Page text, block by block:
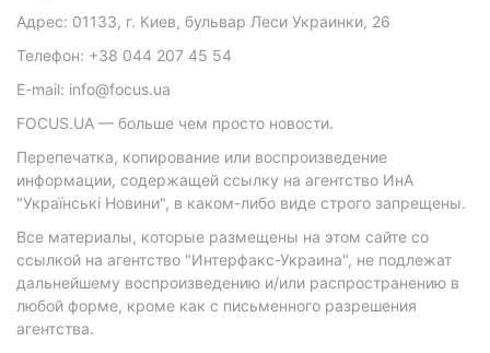
Адрес: 01133, г. Киев, бульвар Леси Украинки, 26
Телефон: +38 044 207 45 54
E-mail: info@focus.ua
FOCUS.UA — больше чем просто новости.
Перепечатка, копирование или воспроизведение
информации, содержащей ссылку на агентство ИнА
"Українські Новини", в каком-либо виде строго запрещены.
Все материалы, которые размещены на этом сайте со
ссылкой на агентство "Интерфакс-Украина", не подлежат
дальнейшему воспроизведению и/или распространению в
любой форме, кроме как с письменного разрешения
агентства.